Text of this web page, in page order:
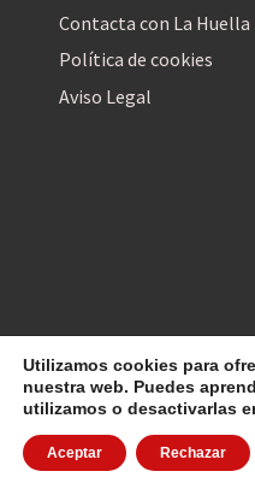
Contacta con La Huella
Política de cookies
Aviso Legal
© 2026La Huella Digital
Utilizamos cookies para
nuestra web. Puedes
utilizamos o desactivarlas
Aceptar Rechazar